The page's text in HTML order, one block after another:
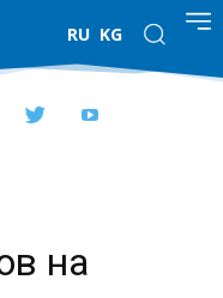
RU KG
на